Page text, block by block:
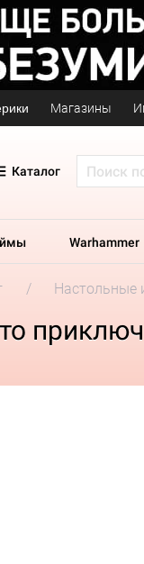
Магазины
Каталог
Warhammer
Настольные